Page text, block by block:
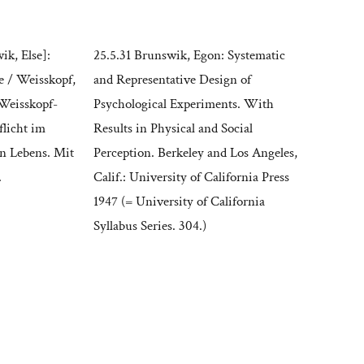
Else]:
/ Weisskopf,
im
Lebens. Mit
25.5.31 Brunswik, Egon: Systematic
and Representative Design of
Psychological Experiments. With
Results in Physical and Social
Perception. Berkeley and Los Angeles,
Calif.: University of California Press
1947 (= University of California
Syllabus Series. 304.)